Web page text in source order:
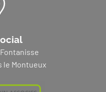
le Montueux